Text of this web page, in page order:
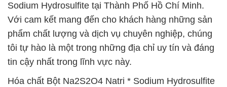
Sodium Hydrosulfite tại Thành Phố Hồ Chí Minh.
Với cam kết mang đến cho khách hàng những sản
phẩm chất lượng và dịch vụ chuyên nghiệp, chúng
tôi tự hào là một trong những địa chỉ uy tín và đáng
tin cậy nhất trong lĩnh vực này.
Hóa chất Bột Na2S2O4 Natri * Sodium Hydrosulfite